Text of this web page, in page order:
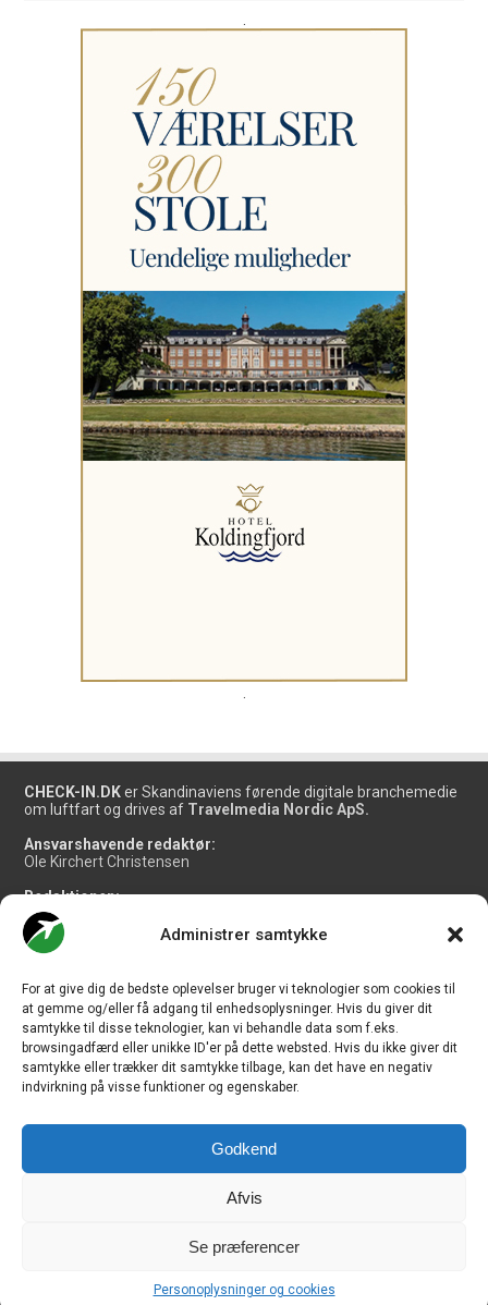
Administrer samtykke
For at give dig de bedste oplevelser bruger vi teknologier som cookies til
at gemme og/eller få adgang til enhedsoplysninger. Hvis du giver dit
samtykke til disse teknologier, kan vi behandle data som f.eks.
browsingadfærd eller unikke ID'er på dette websted. Hvis du ikke giver dit
samtykke eller trækker dit samtykke tilbage, kan det have en negativ
indvirkning på visse funktioner og egenskaber.
Godkend
Afvis
Se præferencer
Personoplysninger og cookies
CHECK-IN.DK er Skandinaviens førende digitale branchemedie
om luftfart og drives af Travelmedia Nordic ApS.
Ansvarshavende redaktør:
Ole Kirchert Christensen
Redaktionen:
Christian Granhøj Skouboe
Henrik Baumgarten
Danny Longhi Andreasen
Salg og jobannoncer:
salg@travelmedianordic.com
Vi tager ansvar for indholdet og er tilmeldt
CVR-nr.: 34 20 20 87 © Copyright 2010-2026 - CHECK-IN.dk